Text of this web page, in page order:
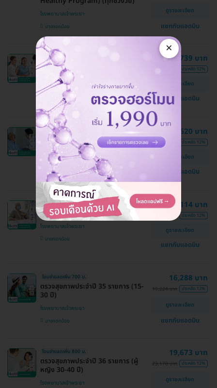
โรงพยาบาลเจ้าพระยา
บางกอกน้อย
ดูรายละเอียด
แชทกับแอดมิน
ตรวจสุขภาพประจำปี 54 รายการ รวม
ตรวจ ECHO (ผู้หญิง 40-50 ปี)
โรงพยาบาลเจ้าพระยา
บางกอกน้อย
37,739 บาท
ประหยัด 12%
ดูรายละเอียด
แชทกับแอดมิน
ตรวจสุขภาพประจำปี 61 รายการ รวม
ตรวจ ECHO (ผู้ชาย 60 ปีขึ้นไป)
โรงพยาบาลเจ้าพระยา
บางกอกน้อย
38,620 บาท
43,744 บาท ประหยัด 12%
ดูรายละเอียด
แชทกับแอดมิน
ตรวจสุขภาพประจำปี 67 รายการ รวม
ตรวจ ECHO (ผู้หญิง 60 ปีขึ้นไป)
โรงพยาบาลเจ้าพระยา
บางกอกน้อย
48,114 บาท
54,501 บาท ประหยัด 12%
ดูรายละเอียด
แชทกับแอดมิน
โอนจ่ายลดเพิ่ม 700 บ.
ตรวจสุขภาพประจำปี 35 รายการ (15-
30 ปี)
โรงพยาบาลเจ้าพระยา
บางกอกน้อย
16,288 บาท
19,224 บาท ประหยัด 12%
ดูรายละเอียด
แชทกับแอดมิน
โอนจ่ายลดเพิ่ม 800 บ.
ตรวจสุขภาพประจำปี 36 รายการ (ผู้
หญิง 30-40 ปี)
โรงพยาบาลเจ้าพระยา
19,673 บาท
23,170 บาท ประหยัด 12%
ดูรายละเอียด
×